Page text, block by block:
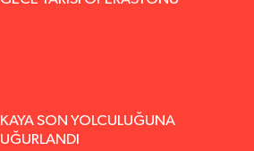
KAYA SON YOLCULUĞUNA
UĞURLANDI